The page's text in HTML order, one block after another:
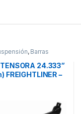
, Barras
24.333”
FREIGHTLINER –